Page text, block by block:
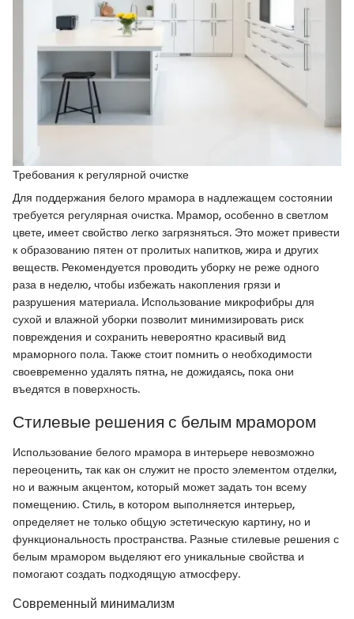
Требования к регулярной очистке
Для поддержания белого мрамора в надлежащем состоянии
требуется регулярная очистка. Мрамор, особенно в светлом
цвете, имеет свойство легко загрязняться. Это может привести
к образованию пятен от пролитых напитков, жира и других
веществ. Рекомендуется проводить уборку не реже одного
раза в неделю, чтобы избежать накопления грязи и
разрушения материала. Использование микрофибры для
сухой и влажной уборки позволит минимизировать риск
повреждения и сохранить невероятно красивый вид
мраморного пола. Также стоит помнить о необходимости
своевременно удалять пятна, не дожидаясь, пока они
въедятся в поверхность.
Стилевые решения с белым мрамором
Использование белого мрамора в интерьере невозможно
переоценить, так как он служит не просто элементом отделки,
но и важным акцентом, который может задать тон всему
помещению. Стиль, в котором выполняется интерьер,
определяет не только общую эстетическую картину, но и
функциональность пространства. Разные стилевые решения с
белым мрамором выделяют его уникальные свойства и
помогают создать подходящую атмосферу.
Современный минимализм